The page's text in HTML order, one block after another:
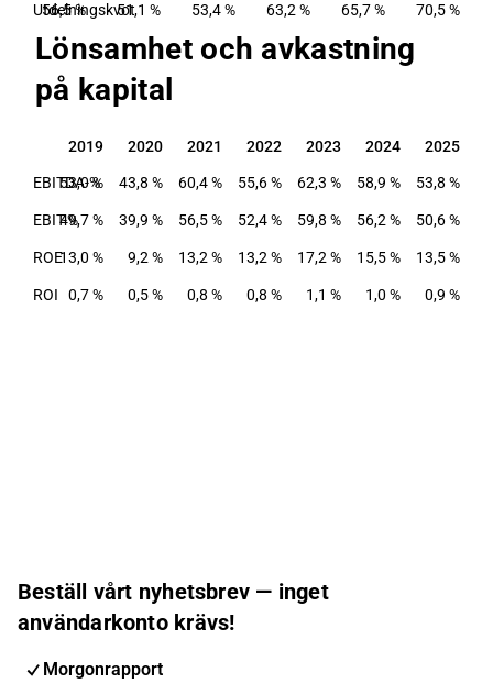
Utdelningskvot
56,5 % 51,1 % 53,4 % 63,2 % 65,7 % 70,5 %
Lönsamhet och avkastning
på kapital
2019 2020 2021 2022 2023 2024 2025
2019 2020 2021 2022 2023 2024 2025
EBITDA-%
53,0 % 43,8 % 60,4 % 55,6 % 62,3 % 58,9 % 53,8 %
EBIT-%49,7 % 39,9 % 56,5 % 52,4 % 59,8 % 56,2 % 50,6 %
ROE13,0 % 9,2 % 13,2 % 13,2 % 17,2 % 15,5 % 13,5 %
ROI 0,7 % 0,5 % 0,8 % 0,8 % 1,1 % 1,0 % 0,9 %
Beställ vårt nyhetsbrev — inget
användarkonto krävs!
Morgonrapport